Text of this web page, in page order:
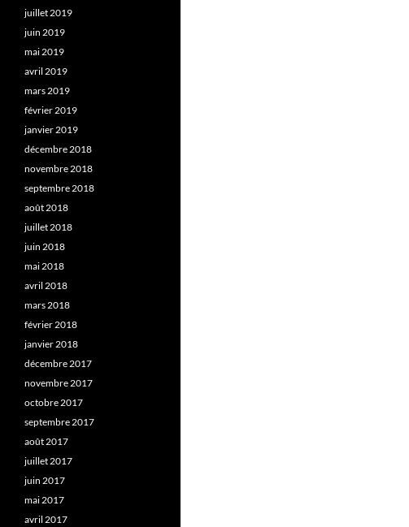
juillet 2019
juin 2019
mai 2019
avril 2019
mars 2019
février 2019
janvier 2019
décembre 2018
novembre 2018
septembre 2018
août 2018
juillet 2018
juin 2018
mai 2018
avril 2018
mars 2018
février 2018
janvier 2018
décembre 2017
novembre 2017
octobre 2017
septembre 2017
août 2017
juillet 2017
juin 2017
mai 2017
avril 2017